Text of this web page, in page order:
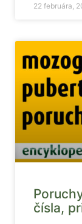
22 februára,
čísla,